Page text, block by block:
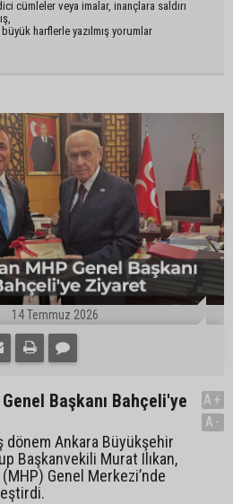
cümleler veya imalar, inançlara saldırı
harflerle yazılmış yorumlar
14 Temmuz 2026
Başkanı Bahçeli'ye
Ankara Büyükşehir
Başkanvekili Murat Ilıkan,
Genel Merkezi’nde
A+
A-